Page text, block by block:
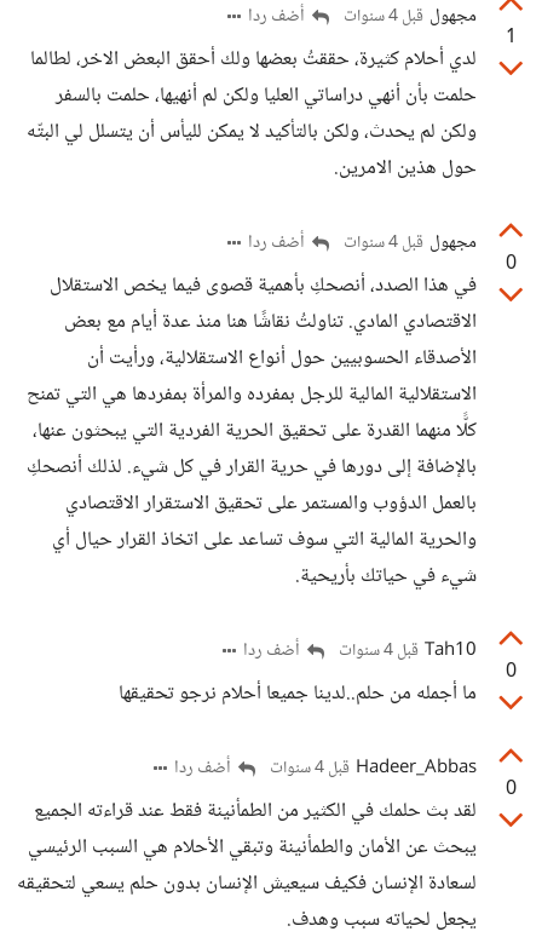
1
مجهول قبل 4 سنوات أضف ردا
لدي أحلام كثيرة، حققتُ بعضها ولك أحقق البعض الاخر، لطالما
حلمت بأن أنهي دراساتي العليا ولكن لم أنهيها، حلمت بالسفر
ولكن لم يحدث، ولكن بالتأكيد لا يمكن لليأس أن يتسلل لي البتّه
حول هذين الامرين.
0
مجهول قبل 4 سنوات أضف ردا
في هذا الصدد، أنصحكِ بأهمية قصوى فيما يخص الاستقلال
الاقتصادي المادي. تناولتُ نقاشًا هنا منذ عدة أيام مع بعض
الأصدقاء الحسوبيين حول أنواع الاستقلالية، ورأيت أن
الاستقلالية المالية للرجل بمفرده والمرأة بمفردها هي التي تمنح
كلًّا منهما القدرة على تحقيق الحرية الفردية التي يبحثون عنها،
بالإضافة إلى دورها في حرية القرار في كل شيء. لذلك أنصحكِ
بالعمل الدؤوب والمستمر على تحقيق الاستقرار الاقتصادي
والحرية المالية التي سوف تساعد على اتخاذ القرار حيال أي
شيء في حياتك بأريحية.
0
Tah10 قبل 4 سنوات أضف ردا
ما أجمله من حلم..لدينا جميعا أحلام نرجو تحقيقها
0
Hadeer_Abbas قبل 4 سنوات أضف ردا
لقد بث حلمك في الكثير من الطمأنينة فقط عند قراءته الجميع
يبحث عن الأمان والطمأنينة وتبقي الأحلام هي السبب الرئيسي
لسعادة الإنسان فكيف سيعيش الإنسان بدون حلم يسعي لتحقيقه
يجعل لحياته سبب وهدف.